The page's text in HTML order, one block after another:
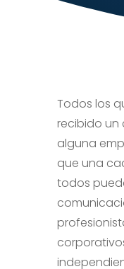
Todos los
recibido un
alguna
que una
todos